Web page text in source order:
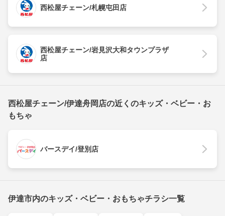
西松屋チェーン/札幌屯田店
西松屋チェーン/岩見沢大和タウンプラザ
店
西松屋チェーン/伊達舟岡店の近くのキッズ・ベビー・お
もちゃ
バースデイ/登別店
伊達市内のキッズ・ベビー・おもちゃチラシ一覧